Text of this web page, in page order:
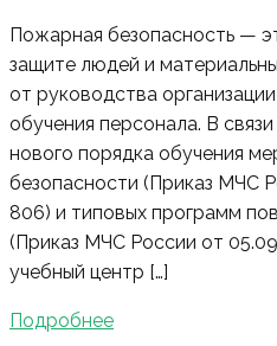
Пожарная безопасность —
защите людей и
от руководства
обучения персонала. В
нового порядка обучения
безопасности (Приказ МЧС
806) и типовых программ
(Приказ МЧС России от
учебный центр […]
Подробнее